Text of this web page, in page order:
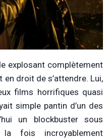
explosant complètement
droit de s’attendre. Lui,
films horrifiques quasi
simple pantin d’un des
un blockbuster sous
la fois incroyablement